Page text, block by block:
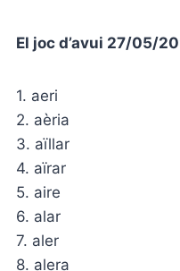
El joc d’avui 27/05/
1. aeri
2. aèria
3. aïllar
4. aïrar
5. aire
6. alar
7. aler
8. alera